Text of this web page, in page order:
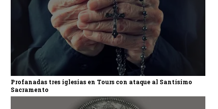
Profanadas tres iglesias en Tours con ataque al Santísimo
Sacramento